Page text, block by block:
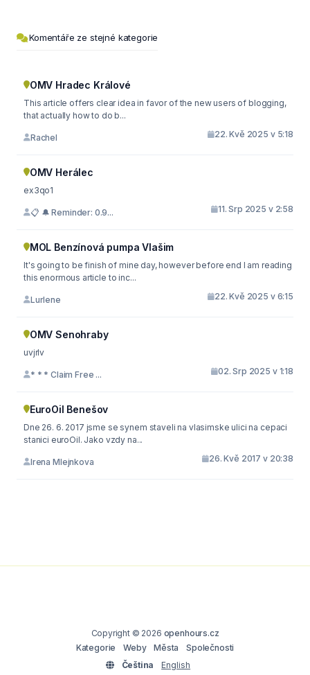
Komentáře ze stejné kategorie
OMV Hradec Králové
This article offers clear idea in favor of the new users of blogging,
that actually how to do b...
Rachel 22. Kvě 2025 v 5:18
OMV Herálec
ex3qo1
📋 🔔 Reminder: 0.9... 11. Srp 2025 v 2:58
MOL Benzínová pumpa Vlašim
It's going to be finish of mine day, however before end I am reading
this enormous article to inc...
Lurlene 22. Kvě 2025 v 6:15
OMV Senohraby
uvjrlv
* * * Claim Free ... 02. Srp 2025 v 1:18
EuroOil Benešov
Dne 26. 6. 2017 jsme se synem staveli na vlasimske ulici na cepaci
stanici euroOil. Jako vzdy na...
Irena Mlejnkova 26. Kvě 2017 v 20:38
Copyright © 2026 openhours.cz
Kategorie
Weby Města
Společnosti
Čeština
English